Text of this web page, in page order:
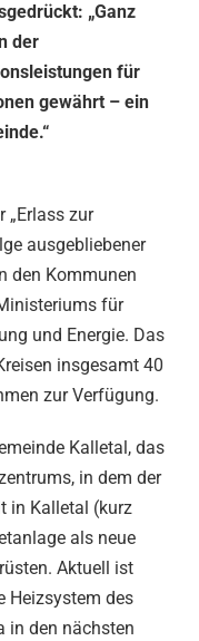
„Ganz
der
für
gewährt – ein
„Erlass zur
ausgebliebener
den Kommunen
für
und Energie. Das
insgesamt 40
zur Verfügung.
Kalletal, das
in dem der
in Kalletal (kurz
als neue
Aktuell ist
Heizsystem des
in den nächsten